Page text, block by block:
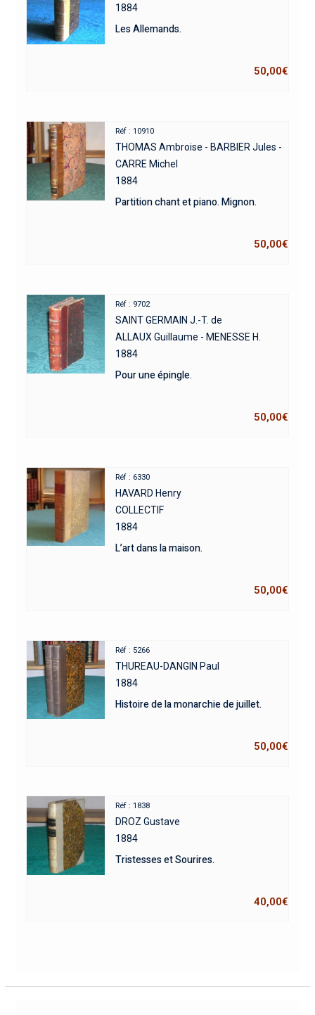
1884
Les Allemands.
50,00€
Réf : 10910
THOMAS Ambroise - BARBIER Jules -
CARRE Michel
1884
Partition chant et piano. Mignon.
50,00€
Réf : 9702
SAINT GERMAIN J.-T. de
ALLAUX Guillaume - MENESSE H.
1884
Pour une épingle.
50,00€
Réf : 6330
HAVARD Henry
COLLECTIF
1884
L’art dans la maison.
50,00€
Réf : 5266
THUREAU-DANGIN Paul
1884
Histoire de la monarchie de juillet.
50,00€
Réf : 1838
DROZ Gustave
1884
Tristesses et Sourires.
40,00€